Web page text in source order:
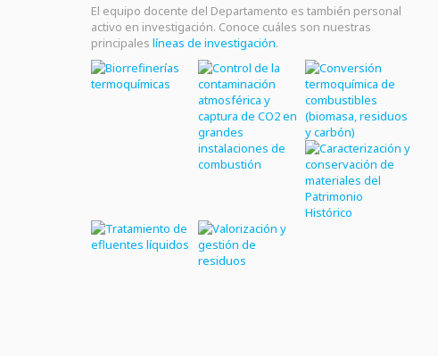
El equipo docente del Departamento es también personal
activo en investigación. Conoce cuáles son nuestras
principales líneas de investigación.